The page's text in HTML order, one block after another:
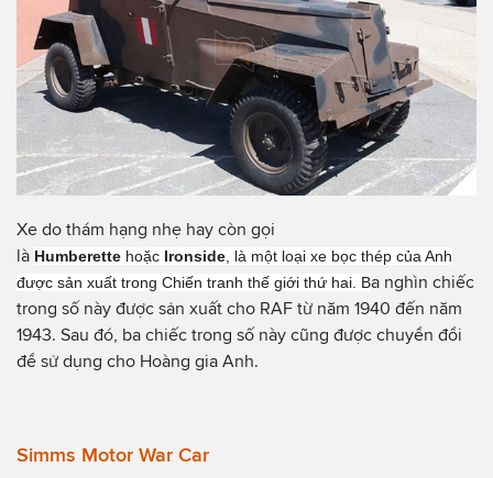
Xe do thám hạng nhẹ hay còn gọi
là Humberette hoặc Ironside, là một loại xe bọc thép của Anh
được sản xuất trong Chiến tranh thế giới thứ hai. Ba nghìn chiếc
trong số này được sản xuất cho RAF từ năm 1940 đến năm
1943. Sau đó, ba chiếc trong số này cũng được chuyển đổi
để sử dụng cho Hoàng gia Anh.
Simms Motor War Car